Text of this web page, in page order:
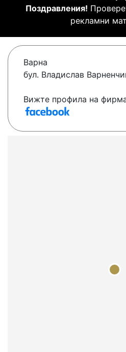
Поздравления!
рекламни
Варна
бул. Владислав
Вижте профила на